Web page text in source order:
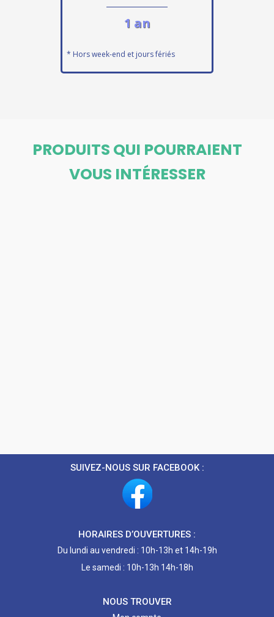
1 an
* Hors week-end et jours fériés
PRODUITS QUI POURRAIENT
VOUS INTÉRESSER
SUIVEZ-NOUS SUR FACEBOOK :
HORAIRES D’OUVERTURES :
Du lundi au vendredi : 10h-13h et 14h-19h
Le samedi : 10h-13h 14h-18h
NOUS TROUVER